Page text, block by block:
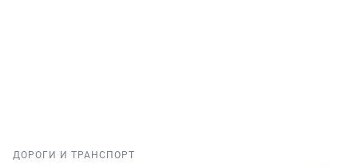
ДОРОГИ И ТРАНСПОРТ